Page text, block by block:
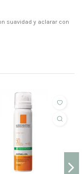
suavidad y aclarar con